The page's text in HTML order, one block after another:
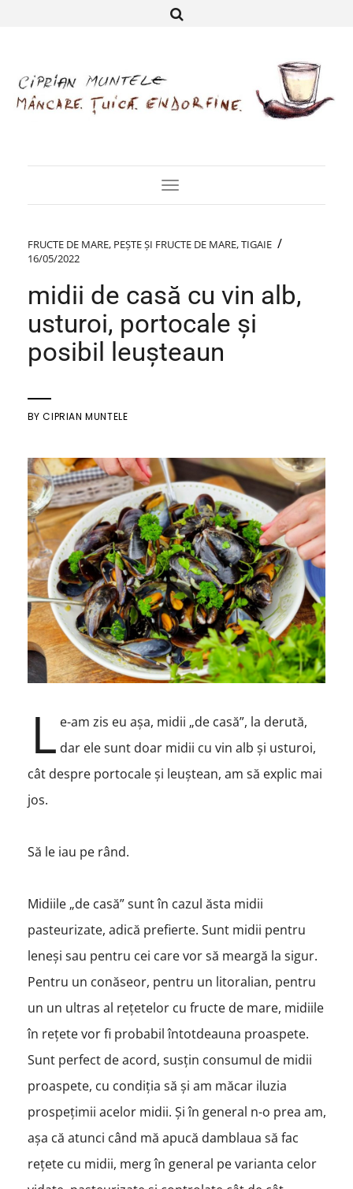
Toggle
Navigation
FRUCTE DE MARE, PEȘTE ȘI FRUCTE DE MARE,TIGAIE /
16/05/2022
midii de casă cu vin alb,
usturoi, portocale și
posibil leușteaun
BYCIPRIAN MUNTELE
L e-am zis eu așa, midii „de casă”, la derută,
dar ele sunt doar midii cu vin alb și usturoi,
cât despre portocale și leuștean, am să explic mai
jos.
Să le iau pe rând.
Midiile „de casă” sunt în cazul ăsta midii
pasteurizate, adică prefierte. Sunt midii pentru
leneși sau pentru cei care vor să meargă la sigur.
Pentru un conăseor, pentru un litoralian, pentru
un un ultras al rețetelor cu fructe de mare, midiile
în rețete vor fi probabil întotdeauna proaspete.
Sunt perfect de acord, susțin consumul de midii
proaspete, cu condiția să și am măcar iluzia
prospețimii acelor midii. Și în general n-o prea am,
așa că atunci când mă apucă damblaua să fac
rețete cu midii, merg în general pe varianta celor